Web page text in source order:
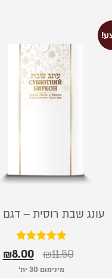
עונג שבת רוסית –
דורג
5.00
מתוך 5
₪11.50
₪8.00
מינימום 30 יח׳